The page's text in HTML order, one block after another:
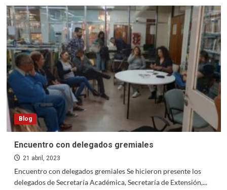
Blog
Encuentro con delegados gremiales
21 abril, 2023
Encuentro con delegados gremiales Se hicieron presente los
delegados de Secretaría Académica, Secretaría de Extensión,...